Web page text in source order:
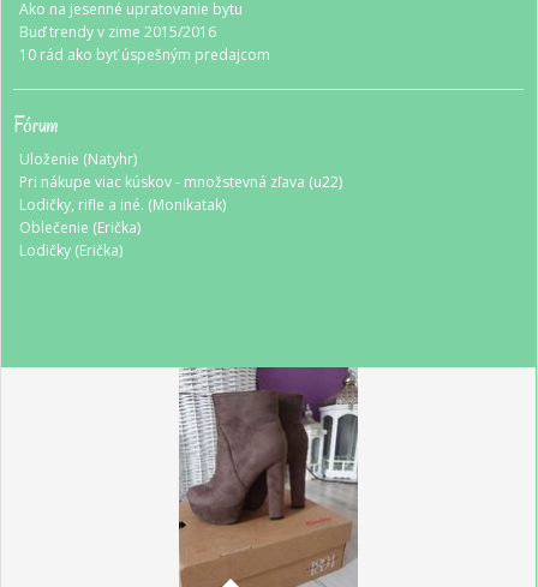
Ako na jesenné upratovanie bytu
Buď trendy v zime 2015/2016
10 rád ako byť úspešným predajcom
Fórum
Uloženie (Natyhr)
Pri nákupe viac kúskov - množstevná zľava (u22)
Lodičky, rifle a iné. (Monikatak)
Oblečenie (Erička)
Lodičky (Erička)